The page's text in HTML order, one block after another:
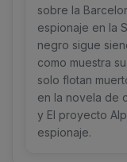
sobre la
espionaje en la
negro sigue
como muestra
solo flotan
en la novela de
y El proyecto
espionaje.